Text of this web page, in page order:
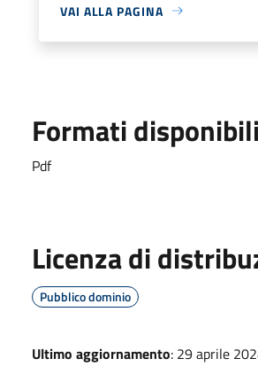
VAI ALLA PAGINA
Formati disponibili
Pdf
Licenza di
Pubblico dominio
Ultimo aggiornamento: 29 aprile